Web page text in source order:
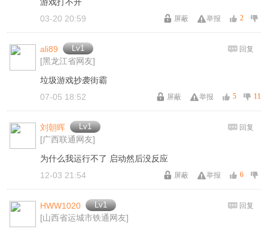
2
举报
屏蔽
03-20 20:59
ali89 Lv1
[黑龙江省网友]
回复
垃圾游戏抄袭街霸
11
5
举报
屏蔽
07-05 18:52
刘朝晖 Lv1
[广西联通网友]
回复
为什么我运行不了 启动然后没反应
6
举报
屏蔽
12-03 21:54
HWW1020 Lv1
[山西省运城市铁通网友]
回复